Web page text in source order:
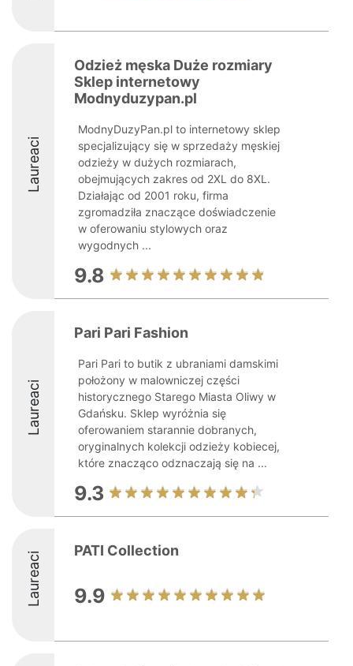
Laureaci
Odzież męska Duże rozmiary
Sklep internetowy
Modnyduzypan.pl
ModnyDuzyPan.pl to internetowy sklep
specjalizujący się w sprzedaży męskiej
odzieży w dużych rozmiarach,
obejmujących zakres od 2XL do 8XL.
Działając od 2001 roku, firma
zgromadziła znaczące doświadczenie
w oferowaniu stylowych oraz
wygodnych ...
9.8
Laureaci
Pari Pari Fashion
Pari Pari to butik z ubraniami damskimi
położony w malowniczej części
historycznego Starego Miasta Oliwy w
Gdańsku. Sklep wyróżnia się
oferowaniem starannie dobranych,
oryginalnych kolekcji odzieży kobiecej,
które znacząco odznaczają się na ...
9.3
Laureaci PATI Collection
9.9